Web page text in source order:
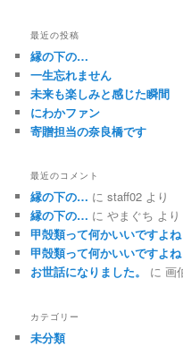
最近の投稿
縁の下の…
一生忘れません
未来も楽しみと感じた瞬間
にわかファン
寄贈担当の奈良橋です
最近のコメント
縁の下の… にstaff02 より
縁の下の… にやまぐち より
甲殻類って何かいいですよね
甲殻類って何かいいですよね
お世話になりました。
に画
カテゴリー
未分類